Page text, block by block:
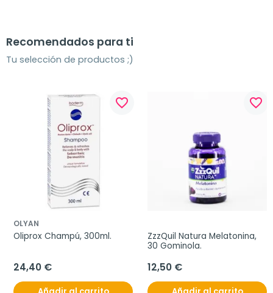
Recomendados para ti
Tu selección de productos ;)
favorite_border
OLYAN
Oliprox Champú, 300ml.
24,40 €
favorite_border
ZzzQuil Natura Melatonina,
30 Gominola.
12,50 €